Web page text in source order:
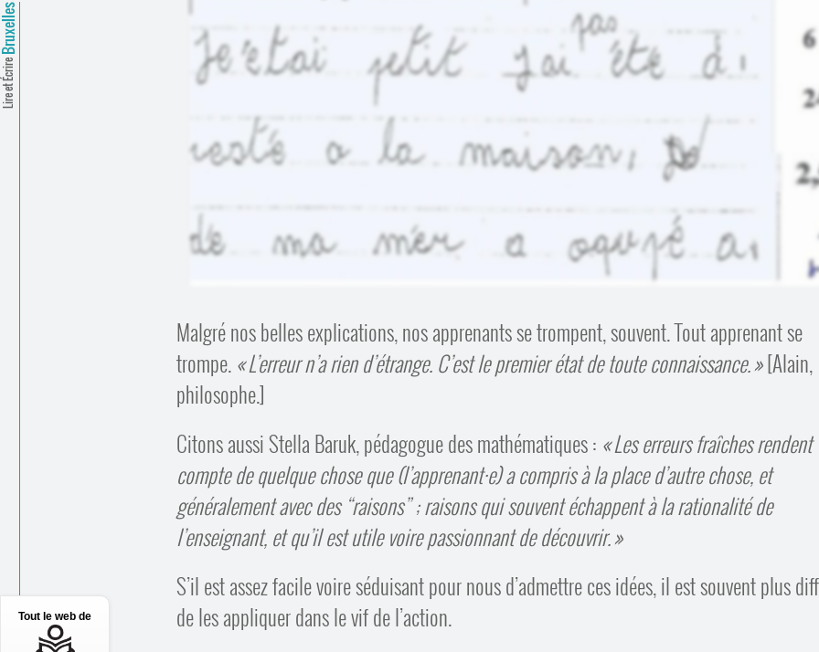
Lire et Écrire
Malgré nos belles explications, nos apprenants se trompent, souvent. Tout apprenant se
trompe. L’erreur n’a rien d’étrange. C’est le premier état de toute connaissance. [Alain,
philosophe.]
Citons aussi Stella Baruk, pédagogue des mathématiques :
Les erreurs fraîches rendent
compte de quelque chose que (l’apprenant·e) a compris à la place d’autre chose, et
généralement avec des “raisons” ; raisons qui souvent échappent à la rationalité de
l’enseignant, et qu’il est utile voire passionnant de découvrir.
S’il est assez facile voire séduisant pour nous d’admettre ces idées, il est souvent plus
de les appliquer dans le vif de l’action.
Tout le web de